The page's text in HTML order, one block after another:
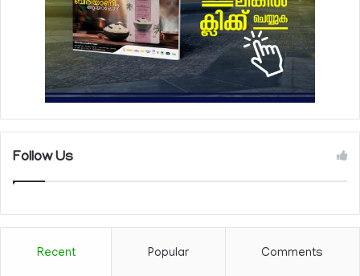
Follow Us
Recent Popular Comments